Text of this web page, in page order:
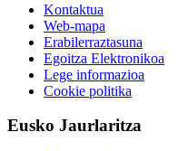
Kontaktua
Web-mapa
Erabilerraztasuna
Egoitza Elektronikoa
Lege informazioa
Cookie politika
Eusko Jaurlaritza